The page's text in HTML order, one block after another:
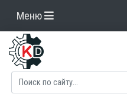
Меню